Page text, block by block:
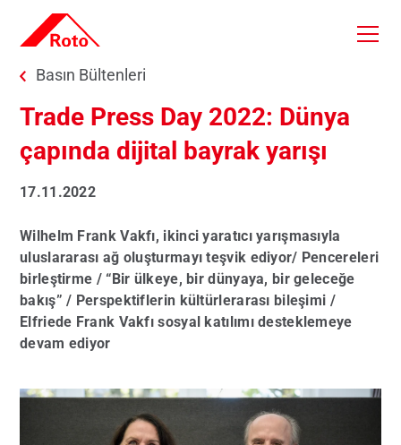
Skip to main content
You are here:
Basın Bültenleri
Trade Press Day 2022: Dünya
çapında dijital bayrak yarışı
17.11.2022
Wilhelm Frank Vakfı, ikinci yaratıcı yarışmasıyla
uluslararası ağ oluşturmayı teşvik ediyor/ Pencereleri
birleştirme / “Bir ülkeye, bir dünyaya, bir geleceğe
bakış” / Perspektiflerin kültürlerarası bileşimi /
Elfriede Frank Vakfı sosyal katılımı desteklemeye
devam ediyor